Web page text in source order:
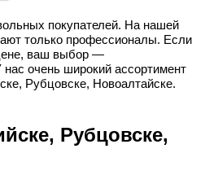
покупателей. На нашей
только профессионалы. Если
ваш выбор —
очень широкий ассортимент
Рубцовске, Новоалтайске.
Рубцовске,